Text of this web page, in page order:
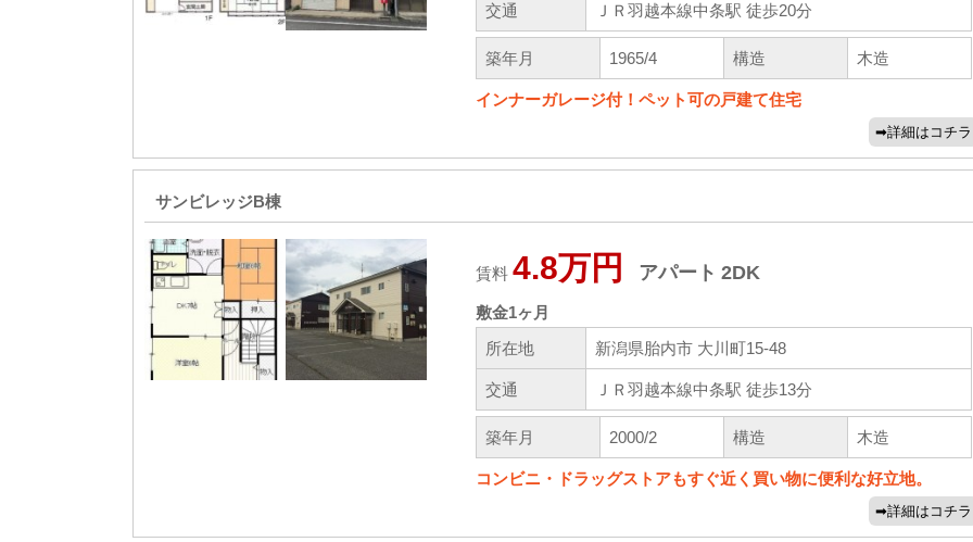
交通 ＪＲ羽越本線中条駅 徒歩20分
築年月 1965/4 構造 木造
インナーガレージ付！ペット可の戸建て住宅
サンビレッジB棟
賃料 4.8万円 アパート 2DK
敷金1ヶ月
所在地
新潟県胎内市 大川町15-48
交通 ＪＲ羽越本線中条駅 徒歩13分
築年月 2000/2 構造 木造
コンビニ・ドラッグストアもすぐ近く買い物に便利な好立地。